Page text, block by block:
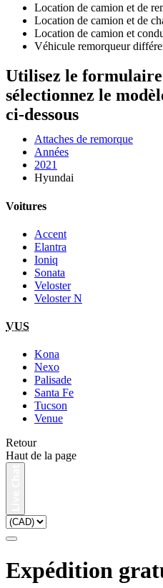
Location de camion et de
Location de camion et de
Location de camion et
Véhicule remorqueur
Utilisez le formulaire
sélectionnez le
ci-dessous
Attaches de remorque
Années
2021
Hyundai
Voitures
Accent
Elantra
Ioniq
Sonata
Veloster
Veloster N
VUS
Kona
Nexo
Palisade
Santa Fe
Tucson
Venue
Retour
Haut de la page
Expédition